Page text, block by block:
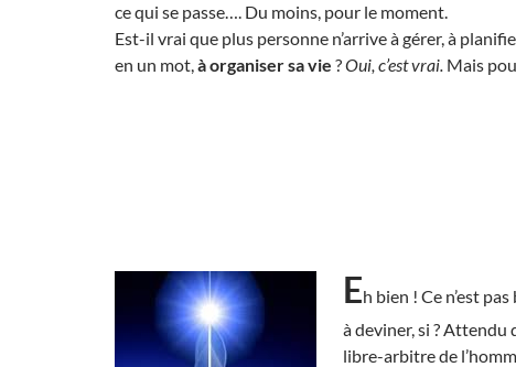
ce qui se passe…. Du moins, pour le moment.
Est-il vrai que plus personne n’arrive à gérer, à
en un mot,à organiser sa vie ?Oui, c’est vrai. Mais
Eh bien ! Ce n’est
à deviner, si ? Attendu
libre-arbitre de